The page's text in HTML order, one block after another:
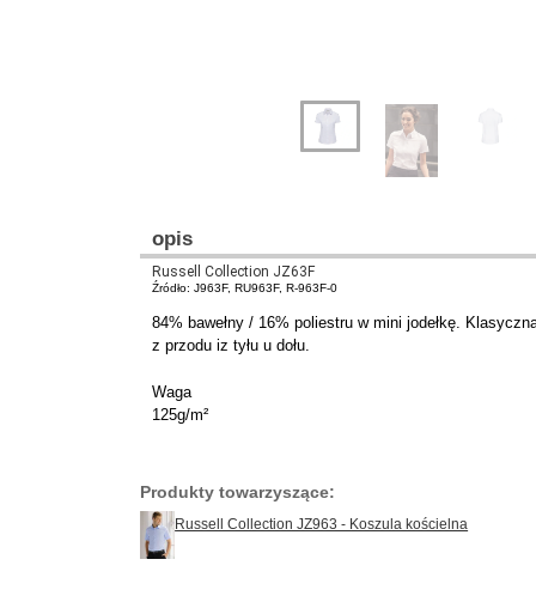
opis
Russell Collection JZ63F
Źródło: J963F, RU963F, R-963F-0
84% bawełny / 16% poliestru w mini jodełkę.
z przodu iz tyłu u dołu.
Waga
125g/m²
Produkty towarzyszące:
Russell Collection JZ963 - Koszula kościelna